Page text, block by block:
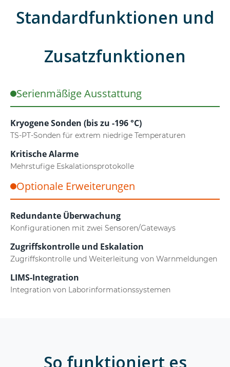
Standardfunktionen und
Zusatzfunktionen
Serienmäßige Ausstattung
Kryogene Sonden (bis zu -196 °C)
TS-PT-Sonden für extrem niedrige Temperaturen
Kritische Alarme
Mehrstufige Eskalationsprotokolle
Optionale Erweiterungen
Redundante Überwachung
Konfigurationen mit zwei Sensoren/Gateways
Zugriffskontrolle und Eskalation
Zugriffskontrolle und Weiterleitung von Warnmeldungen
LIMS-Integration
Integration von Laborinformationssystemen
So funktioniert es